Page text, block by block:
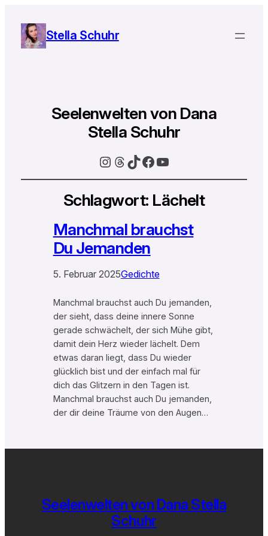
Stella Schuhr
Seelenwelten von Dana
Stella Schuhr
Instagram
Threads
TikTok
Facebook
YouTube
Schlagwort: Lächelt
Manchmal brauchst
Du Jemanden
5. Februar 2025Gedichte
Manchmal brauchst auch Du jemanden,
der sieht, dass deine innere Sonne
gerade schwächelt, der sich Mühe gibt,
damit dein Herz wieder lächelt. Dem
etwas daran liegt, dass Du wieder
glücklich bist und der einfach mal für
dich das Glitzern in den Tagen ist.
Manchmal brauchst auch Du jemanden,
der dir deine Träume von den Augen…
Seelenwelten von Dana Stella
Schuhr